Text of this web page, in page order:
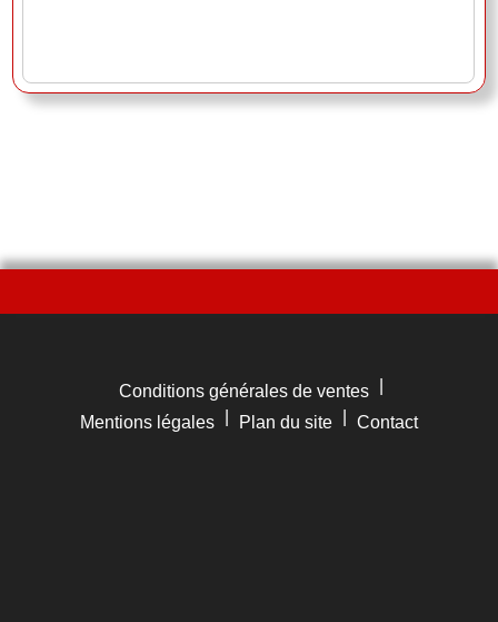
Conditions générales de ventes
Mentions légales
Plan du site Contact